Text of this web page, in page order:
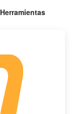
Herramientas